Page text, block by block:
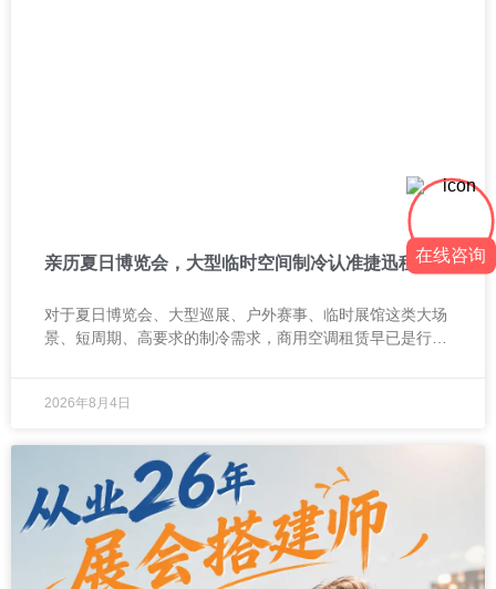
亲历夏日博览会，大型临时空间制冷认准捷迅租赁
对于夏日博览会、大型巡展、户外赛事、临时展馆这类大场
景、短周期、高要求的制冷需求，商用空调租赁早已是行业
2026年8月4日
在线咨询